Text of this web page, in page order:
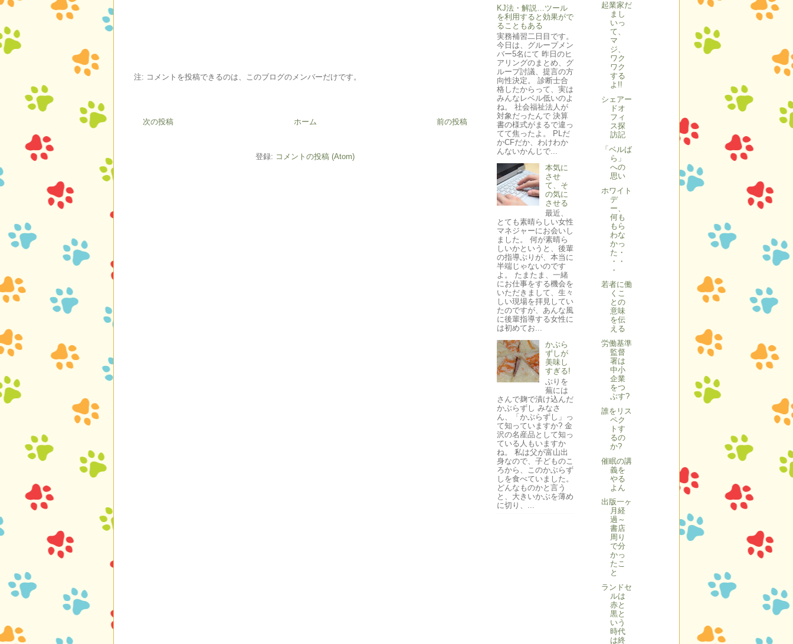
注: コメントを投稿できるのは、このブログのメンバーだけです。
次の投稿 前の投稿
ホーム
登録: コメントの投稿 (Atom)
KJ法・解説…ツール
を利用すると効果がで
ることもある
実務補習二日目です。
今日は、グループメン
バー5名にて 昨日のヒ
アリングのまとめ、グ
ループ討議、提言の方
向性決定。 診断士合
格したからって、実は
みんなレベル低いのよ
ね。 社会福祉法人が
対象だったんで 決算
書の様式がまるで違っ
てて焦ったよ。 PLだ
かCFだか、わけわか
んないかんじで...
本気に
させ
て、そ
の気に
させる
最近、
とても素晴らしい女性
マネジャーにお会いし
ました。 何が素晴ら
しいかというと、後輩
の指導ぶりが、本当に
半端じゃないのです
よ。 たまたま、一緒
にお仕事をする機会を
いただきまして、生々
しい現場を拝見してい
たのですが、あんな風
に後輩指導する女性に
は初めてお...
かぶら
ずしが
美味し
すぎる!
ぶりを
蕪には
さんで麹で漬け込んだ
かぶらずし みなさ
ん、「かぶらずし」っ
て知っていますか? 金
沢の名産品として知っ
ている人もいますか
ね。 私は父が富山出
身なので、子どものこ
ろから、このかぶらず
しを食べていました。
どんなものかと言う
と、大きいかぶを薄め
に切り、...
起業家だ
まし
いっ
て、
マ
ジ、
ワク
ワク
する
よ!!
シェアー
ドオ
フィ
ス探
訪記
「ベルば
ら」
への
思い
ホワイト
デ
ー、
何も
もら
わな
かっ
た・
・・
・
若者に働
くこ
との
意味
を伝
える
労働基準
監督
署は
中小
企業
をつ
ぶす?
誰をリス
ペク
トす
るの
か?
催眠の講
義を
やる
よん
出版一ヶ
月経
過～
書店
周り
で分
かっ
たこ
と
ランドセ
ルは
赤と
黒と
いう
時代
は終